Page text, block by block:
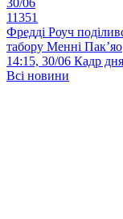
30/06
11351
Фредді Роуч
табору Менні Пак’яо
14:15, 30/06 Кадр дня
Всі новини